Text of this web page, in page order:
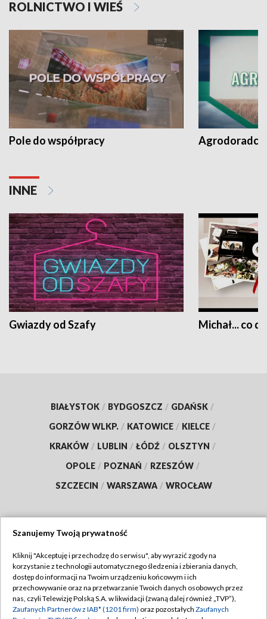
ROLNICTWO I WIEŚ
Pole do współpracy Agrodoradcy
INNE
Gwiazdy od Szafy Michał... co
BIAŁYSTOK / BYDGOSZCZ / GDAŃSK /
GORZÓW WLKP. / KATOWICE / KIELCE /
KRAKÓW / LUBLIN / ŁÓDŹ / OLSZTYN /
OPOLE / POZNAŃ / RZESZÓW /
SZCZECIN / WARSZAWA / WROCŁAW
TVP
Abonament TVP
Emisja w TVP
Regulamin TVP
Polityka prywatności
Szanujemy Twoją prywatność
Kliknij "Akceptuję i przechodzę do serwisu", aby wyrazić zgody na
korzystanie z technologii automatycznego śledzenia i zbierania danych,
dostęp do informacji na Twoim urządzeniu końcowym i ich
przechowywanie oraz na przetwarzanie Twoich danych osobowych przez
nas, czyli Telewizję Polską S.A. w likwidacji (zwaną dalej również „TVP”),
Zaufanych Partnerów z IAB* (1201 firm) oraz pozostałych Zaufanych